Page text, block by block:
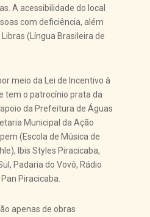
A acessibilidade do local
com deficiência, além
(Língua Brasileira de
meio da Lei de Incentivo à
tem o patrocínio prata da
da Prefeitura de Águas
Municipal da Ação
(Escola de Música de
Ibis Styles Piracicaba,
Padaria do Vovô, Rádio
Piracicaba.
apenas de obras